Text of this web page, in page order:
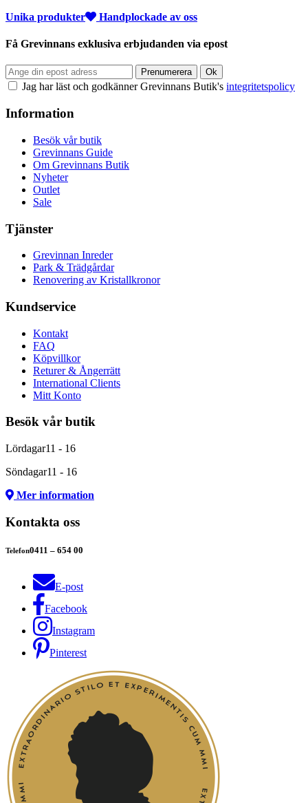
Unika produkter Handplockade av oss
Få Grevinnans exklusiva erbjudanden via epost
Jag har läst och godkänner Grevinnans Butik's integritetspolicy
Information
Besök vår butik
Grevinnans Guide
Om Grevinnans Butik
Nyheter
Outlet
Sale
Tjänster
Grevinnan Inreder
Park & Trädgårdar
Renovering av Kristallkronor
Kundservice
Kontakt
FAQ
Köpvillkor
Returer & Ångerrätt
International Clients
Mitt Konto
Besök vår butik
Lördagar11 - 16
Söndagar11 - 16
Mer information
Kontakta oss
Telefon0411 – 654 00
E-post
Facebook
Instagram
Pinterest